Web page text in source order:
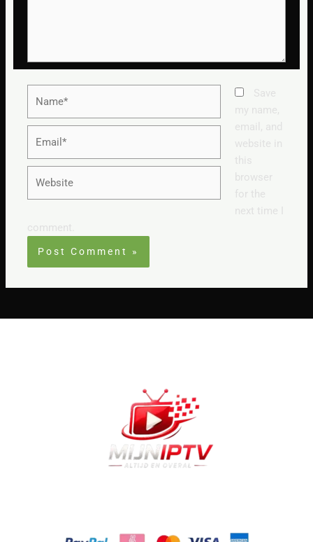
Save
my name,
email, and
website in
this
browser
for the
next time I
comment.